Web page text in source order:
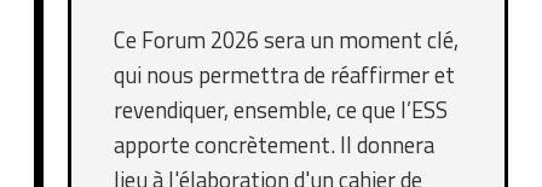
Ce Forum 2026 sera un moment clé,
qui nous permettra de réaffirmer et
revendiquer, ensemble, ce que l’ESS
apporte concrètement. Il donnera
lieu à l'élaboration d'un cahier de